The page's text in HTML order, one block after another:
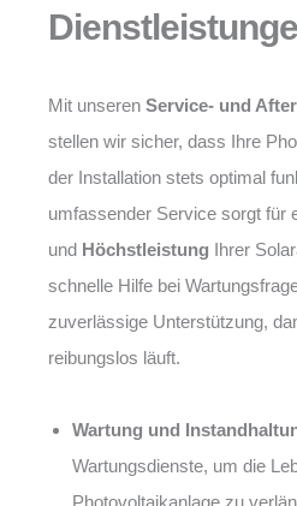
Mit unseren Service- und
stellen wir sicher, dass Ihre
der Installation stets optimal
umfassender Service sorgt für
und Höchstleistung Ihrer
schnelle Hilfe bei
zuverlässige Unterstützung,
reibungslos läuft.
Wartung und
Wartungsdienste, um die
Photovoltaikanlage zu